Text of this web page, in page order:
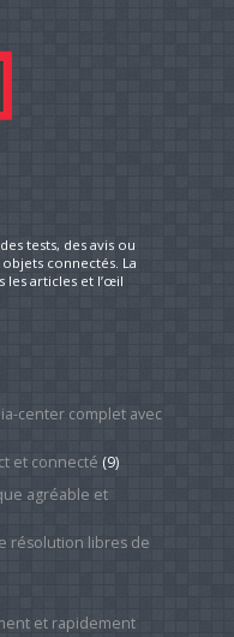
tests, des avis ou
connectés. La
articles et l’œil
center complet avec
et connecté (9)
agréable et
résolution libres de
et rapidement